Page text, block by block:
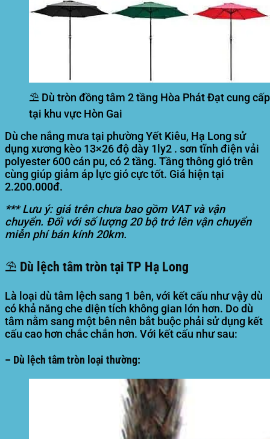
⛱️ Dù tròn đồng tâm 2 tầng Hòa Phát Đạt cung cấp
tại khu vực Hòn Gai
Dù che nắng mưa tại phường Yết Kiêu, Hạ Long sử
dụng xương kèo 13×26 độ dày 1ly2 . sơn tĩnh điện vải
polyester 600 cán pu, có 2 tầng. Tầng thông gió trên
cùng giúp giảm áp lực gió cực tốt. Giá hiện tại
2.200.000đ.
*** Lưu ý: giá trên chưa bao gồm VAT và vận
chuyển. Đối với số lượng 20 bộ trở lên vận chuyển
miễn phí bán kính 20km.
⛱️ Dù lệch tâm tròn tại TP Hạ Long
Là loại dù tâm lệch sang 1 bên, với kết cấu như vậy dù
có khả năng che diện tích không gian lớn hơn. Do dù
tâm nằm sang một bên nên bắt buộc phải sử dụng kết
cấu cao hơn chắc chắn hơn. Với kết cấu như sau:
– Dù lệch tâm tròn loại thường: